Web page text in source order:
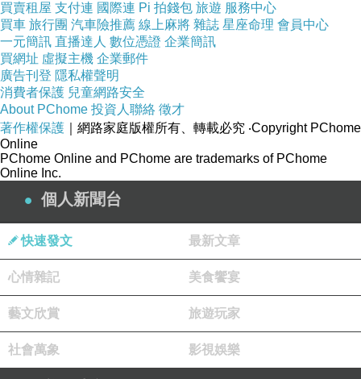
Angry Birds粉紅史黛西 沐浴洗髮精300ml
使用方法：取適量清潔全身、髮絲，再用清水洗
淨。
容量：300ml
注意事項：
買賣租屋 支付連 國際連 Pi 拍錢包 旅遊 服務中心
買車 旅行團 汽車險推薦 線上麻將 雜誌 星座命理 會員中心
一元簡訊 直播達人 數位憑證 企業簡訊
買網址 虛擬主機 企業郵件
廣告刊登 隱私權聲明
消費者保護 兒童網路安全
About PChome 投資人聯絡 徵才
著作權保護 ｜網路家庭版權所有、轉載必究 ‧Copyright PChome
Online
PChome Online and PChome are trademarks of PChome
Online Inc.
個人新聞台
快速發文 最新文章
心情雜記 美食饗宴
藝文欣賞 旅遊玩家
社會萬象 影視娛樂